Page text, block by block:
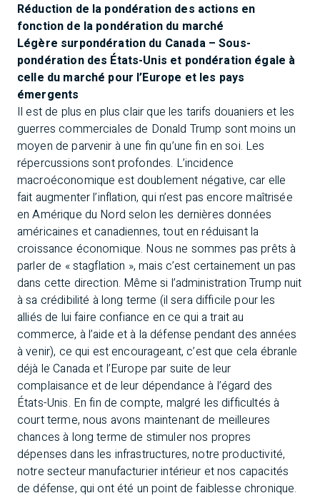
Réduction de la pondération des actions en
fonction de la pondération du marché
Légère surpondération du Canada – Sous-
pondération des États-Unis et pondération égale à
celle du marché pour l’Europe et les pays
émergents
Il est de plus en plus clair que les tarifs douaniers et les
guerres commerciales de Donald Trump sont moins un
moyen de parvenir à une fin qu’une fin en soi. Les
répercussions sont profondes. L’incidence
macroéconomique est doublement négative, car elle
fait augmenter l’inflation, qui n’est pas encore maîtrisée
en Amérique du Nord selon les dernières données
américaines et canadiennes, tout en réduisant la
croissance économique. Nous ne sommes pas prêts à
parler de « stagflation », mais c’est certainement un pas
dans cette direction. Même si l’administration Trump nuit
à sa crédibilité à long terme (il sera difficile pour les
alliés de lui faire confiance en ce qui a trait au
commerce, à l’aide et à la défense pendant des années
à venir), ce qui est encourageant, c’est que cela ébranle
déjà le Canada et l’Europe par suite de leur
complaisance et de leur dépendance à l’égard des
États-Unis. En fin de compte, malgré les difficultés à
court terme, nous avons maintenant de meilleures
chances à long terme de stimuler nos propres
dépenses dans les infrastructures, notre productivité,
notre secteur manufacturier intérieur et nos capacités
de défense, qui ont été un point de faiblesse chronique.